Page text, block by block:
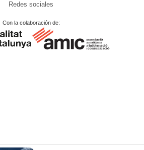
Redes sociales
Con la colaboración de: